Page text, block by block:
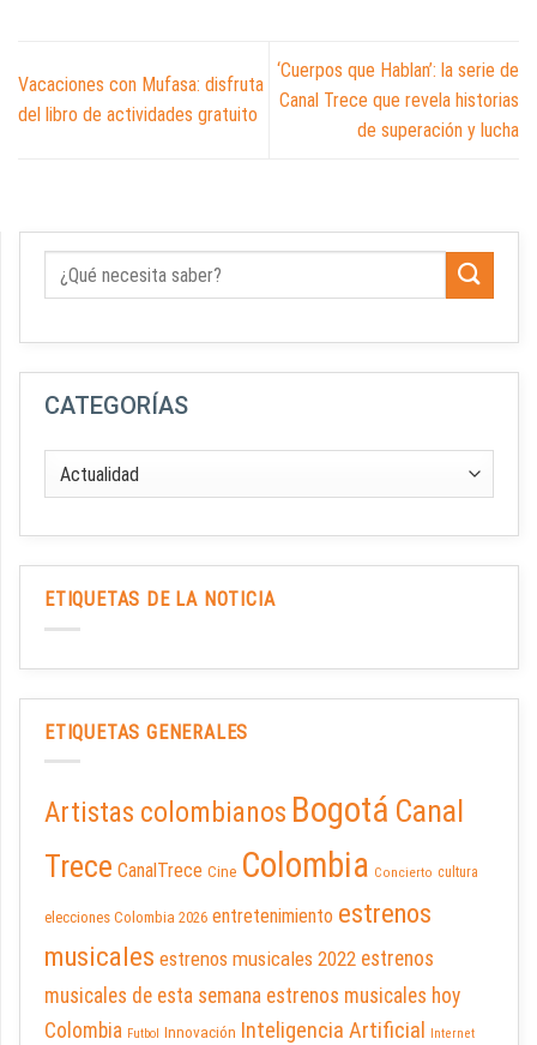
Vacaciones con Mufasa: disfruta
del libro de actividades gratuito
‘Cuerpos que Hablan’: la serie de
Canal Trece que revela historias
de superación y lucha
CATEGORÍAS
ETIQUETAS DE LA NOTICIA
ETIQUETAS GENERALES
Artistas colombianos Bogotá Canal
Trece CanalTrece Cine Colombia Concierto cultura
elecciones Colombia 2026 entretenimiento estrenos
musicales estrenos musicales 2022 estrenos
musicales de esta semana estrenos musicales hoy
Colombia Futbol Innovación Inteligencia Artificial Internet